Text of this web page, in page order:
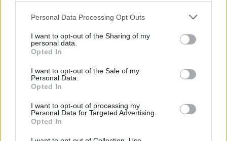
Please note that this website/app uses one or more Google
not limited to your visit or usage behaviour. You may click to
grant or deny consent to Google and its third-party tags to
use your data for below specified purposes in below Google
consent section.
Personal Data Processing Opt Outs
I want to opt-out of the Sharing of my
personal data.
Opted In
I want to opt-out of the Sale of my
Personal Data.
Opted In
I want to opt-out of processing my
Personal Data for Targeted Advertising.
Opted In
Mario Malu
Martina Agostina Diturco